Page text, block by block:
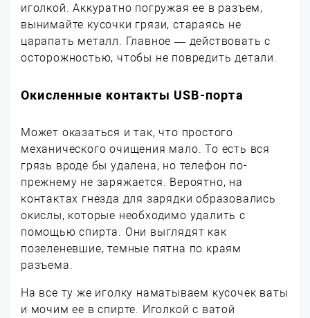
иголкой. Аккуратно погружая ее в разъем,
вынимайте кусочки грязи, стараясь не
царапать металл. Главное — действовать с
осторожностью, чтобы не повредить детали.
Окисленные контакты USB-порта
Может оказаться и так, что простого
механического очищения мало. То есть вся
грязь вроде бы удалена, но телефон по-
прежнему не заряжается. Вероятно, на
контактах гнезда для зарядки образовались
окислы, которые необходимо удалить с
помощью спирта. Они выглядят как
позеленевшие, темные пятна по краям
разъема.
На все ту же иголку наматываем кусочек ваты
и мочим ее в спирте. Иголкой с ватой